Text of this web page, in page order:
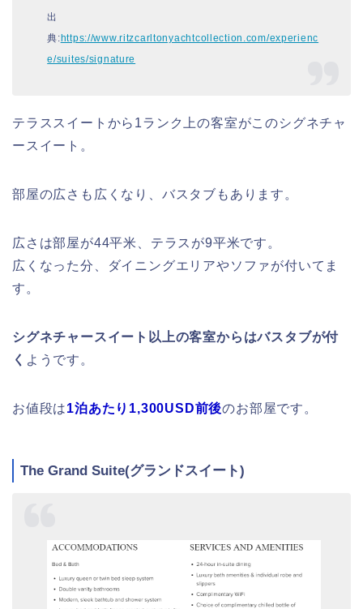
出
典: https://www.ritzcarltonyachtcollection.com/experienc
e/suites/signature
テラススイートから1ランク上の客室がこのシグネチャ
ースイート。
部屋の広さも広くなり、バスタブもあります。
広さは部屋が44平米、テラスが9平米です。
広くなった分、ダイニングエリアやソファが付いてま
す。
シグネチャースイート以上の客室からはバスタブが付
く ようです。
お値段は1泊あたり1,300USD前後のお部屋です。
The Grand Suite(グランドスイート)